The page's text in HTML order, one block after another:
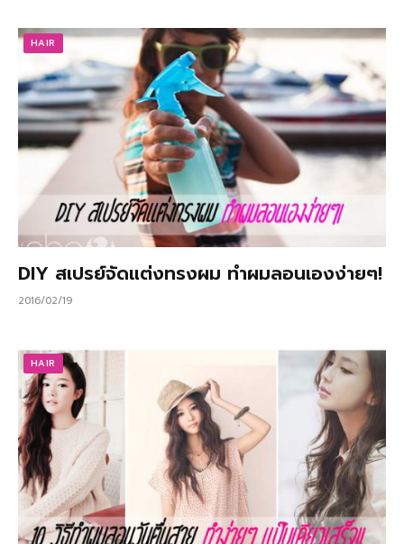
HAIR
DIY สเปรย์จัดแต่งทรงผม ทำผมลอนเองง่ายๆ!
2016/02/19
HAIR